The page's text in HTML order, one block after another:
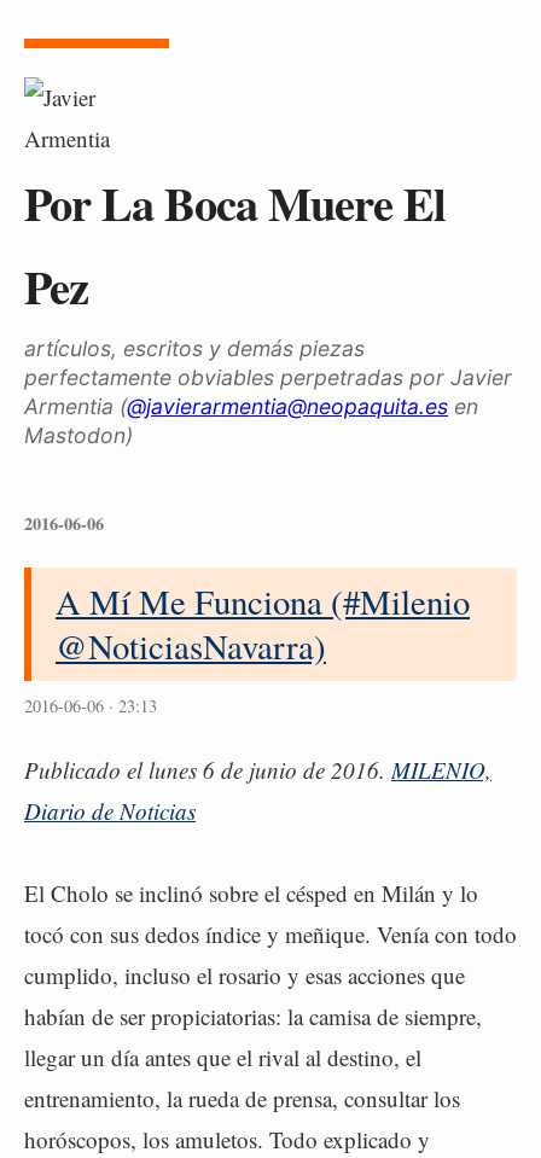
Por La Boca Muere El
Pez
artículos, escritos y demás piezas
perfectamente obviables perpetradas por Javier
Armentia (@javierarmentia@neopaquita.es en
Mastodon)
2016-06-06
A Mí Me Funciona (#Milenio
@NoticiasNavarra)
2016-06-06 · 23:13
Publicado el lunes 6 de junio de 2016.MILENIO,
Diario de Noticias
El Cholo se inclinó sobre el césped en Milán y lo
tocó con sus dedos índice y meñique. Venía con todo
cumplido, incluso el rosario y esas acciones que
habían de ser propiciatorias: la camisa de siempre,
llegar un día antes que el rival al destino, el
entrenamiento, la rueda de prensa, consultar los
horóscopos, los amuletos. Todo explicado y